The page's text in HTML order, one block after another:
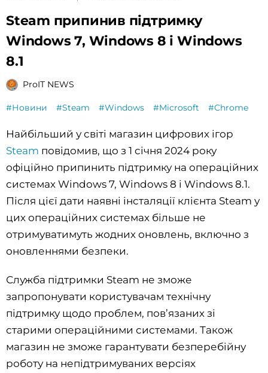
Steam припинив підтримку
Windows 7, Windows 8 і Windows
8.1
ProIT NEWS
#Новини #Steam #Windows #Microsoft #Chrome
Найбільший у світі магазин цифрових ігор
Steam повідомив, що з 1 січня 2024 року
офіційно припинить підтримку на операційних
системах Windows 7, Windows 8 і Windows 8.1.
Після цієї дати наявні інсталяції клієнта Steam у
цих операційних системах більше не
отримуватимуть жодних оновлень, включно з
оновленнями безпеки.
Служба підтримки Steam не зможе
запропонувати користувачам технічну
підтримку щодо проблем, пов’язаних зі
старими операційними системами. Також
магазин не зможе гарантувати безперебійну
роботу на непідтримуваних версіях